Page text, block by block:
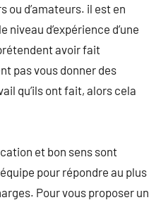
ou d’amateurs. il est en
d’expérience d’une
avoir fait
pas vous donner des
qu’ils ont fait, alors cela
et bon sens sont
pour répondre au plus
Pour vous proposer un